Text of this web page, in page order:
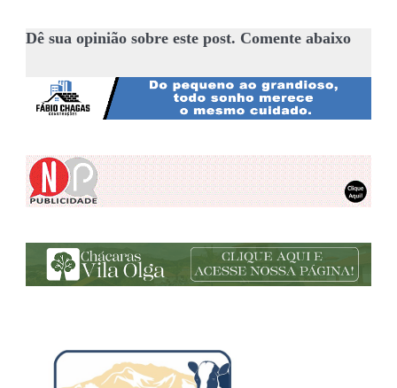
Dê sua opinião sobre este post. Comente abaixo